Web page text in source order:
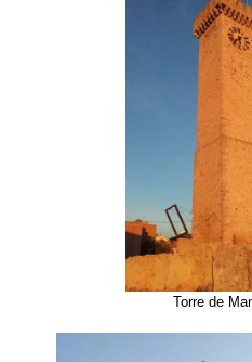
Torre de